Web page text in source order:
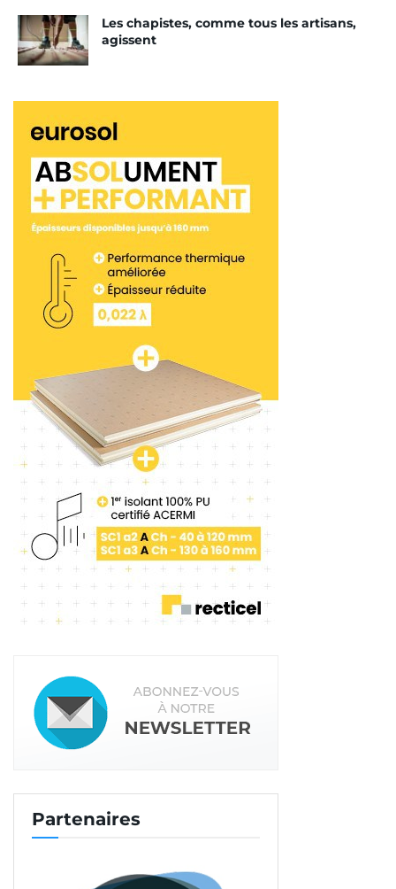
l’information, ponctuellement sur une thématique
précise, quelques fois lors de situations graves, et
durable.
Les différentes parties prenantes ont dégagé de
cette étude plusieurs pistes de réflexion. La
première étant de promouvoirle service
d’assistance en ligne proposé par l’OPPBTP
Avec notamment, accès à des experts qui peuvent
répondre aux questionnements des artisans.
Deuxièmement, de proposer des kits de
sensibilisation par métier. Les besoins de
prévention étant plutôt très spécifiques aux
activités d’un seul corps de métier. Mais aussi, de
poursuivre l’accompagnement des entreprises sur
les sujets d’hygiène sur les chantiers. Et enfin,
d’accompagner les entreprises artisanales dans
l’accueil des nouveaux salariés, puisque seulement
52 % d’entre elles déclarent réaliser un accueil
sécurité.
Une bonne conscience de
des sources d’accident
En ce qui concerne la connaissance du risque dans
les entreprises artisanales, la majorité des
activité. Dans les faits :
– près d’un accident sur deux est lié à une
manutention manuelle,
– 30 % sont des accidents liés aux chutes,
– 13 % sont liés à l’outillage à main.
Les chapistes, comme tous les artisans,
agissent
Partenaires